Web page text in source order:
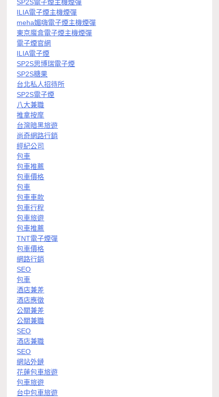
SP2S電子煙主機煙彈
ILIA電子煙主機煙彈
meha媚嗨電子煙主機煙彈
東京魔盒電子煙主機煙彈
電子煙官網
ILIA電子煙
SP2S思博瑞電子煙
SP2S糖果
台北私人招待所
SP2S電子煙
八大兼職
推拿按摩
台灣暗黑旅遊
尚奇網路行銷
經紀公司
包車
包車推薦
包車價格
包車
包車車款
包車行程
包車旅遊
包車推薦
TNT電子煙彈
包車價格
網路行銷
SEO
包車
酒店兼差
酒店應徵
公關兼差
公關兼職
SEO
酒店兼職
SEO
網站外鏈
花蓮包車旅遊
包車旅遊
台中包車旅遊